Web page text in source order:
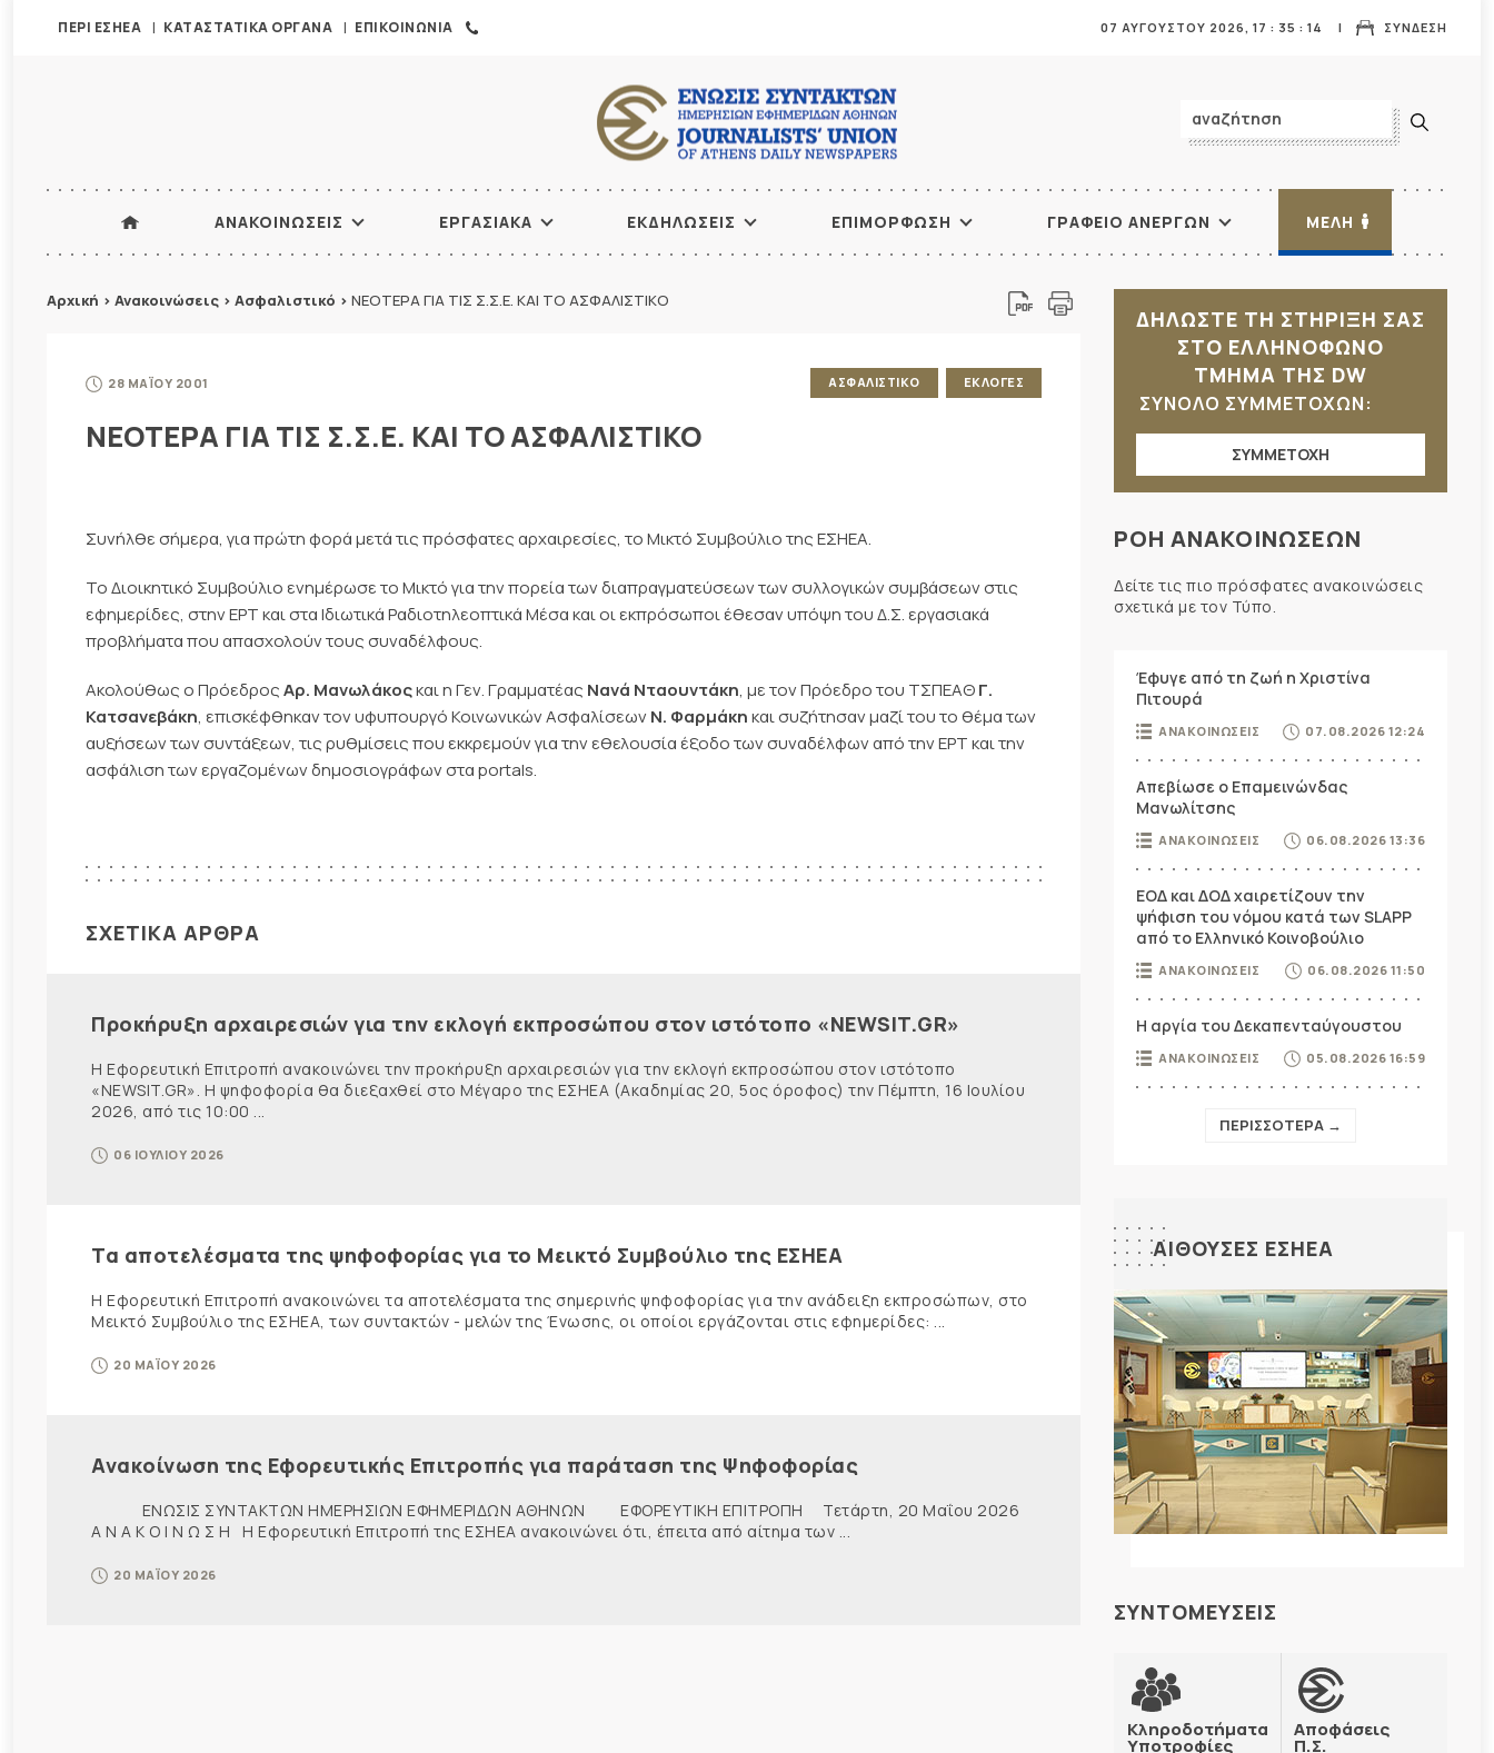
ΠΕΡΙ ΕΣΗΕΑ ΚΑΤΑΣΤΑΤΙΚΑ ΟΡΓΑΝΑ ΕΠΙΚΟΙΝΩΝΙΑ ΣΥΝΔΕΣΗ
07 ΑΥΓΟΥΣΤΟΥ 2026, 17 : 35 : 16
ΑΝΑΚΟΙΝΩΣΕΙΣ ΕΡΓΑΣΙΑΚΑ ΕΚΔΗΛΩΣΕΙΣ ΕΠΙΜΟΡΦΩΣΗ ΓΡΑΦΕΙΟ ΑΝΕΡΓΩΝ ΜΕΛΗ
Αρχική > Ανακοινώσεις > Ασφαλιστικό > ΝΕΟΤΕΡΑ ΓΙΑ ΤΙΣ Σ.Σ.Ε. ΚΑΙ ΤΟ ΑΣΦΑΛΙΣΤΙΚΟ
28 ΜΑΪΟΥ 2001 ΑΣΦΑΛΙΣΤΙΚΟ ΕΚΛΟΓΕΣ
ΝΕΟΤΕΡΑ ΓΙΑ ΤΙΣ Σ.Σ.Ε. ΚΑΙ ΤΟ ΑΣΦΑΛΙΣΤΙΚΟ
Συνήλθε σήμερα, για πρώτη φορά μετά τις πρόσφατες αρχαιρεσίες, το Μικτό Συμβούλιο της ΕΣΗΕΑ.
Το Διοικητικό Συμβούλιο ενημέρωσε το Μικτό για την πορεία των διαπραγματεύσεων των συλλογικών συμβάσεων στις
εφημερίδες, στην ΕΡΤ και στα Ιδιωτικά Ραδιοτηλεοπτικά Μέσα και οι εκπρόσωποι έθεσαν υπόψη του Δ.Σ. εργασιακά
προβλήματα που απασχολούν τους συναδέλφους.
Ακολούθως ο ΠρόεδροςΑρ. Μανωλάκοςκαι η Γεν. Γραμματέας Νανά Νταουντάκη, με τον Πρόεδρο του ΤΣΠΕΑΘΓ.
Κατσανεβάκη, επισκέφθηκαν τον υφυπουργό Κοινωνικών ΑσφαλίσεωνΝ. Φαρμάκηκαι συζήτησαν μαζί του το θέμα των
αυξήσεων των συντάξεων, τις ρυθμίσεις που εκκρεμούν για την εθελουσία έξοδο των συναδέλφων από την ΕΡΤ και την
ασφάλιση των εργαζομένων δημοσιογράφων στα portals.
ΣΧΕΤΙΚΑ ΑΡΘΡΑ
Προκήρυξη αρχαιρεσιών για την εκλογή εκπροσώπου στον ιστότοπο «NEWSIT.GR»
Η Εφορευτική Επιτροπή ανακοινώνει την προκήρυξη αρχαιρεσιών για την εκλογή εκπροσώπου στον ιστότοπο
«NEWSIT.GR». Η ψηφοφορία θα διεξαχθεί στο Μέγαρο της ΕΣΗΕΑ (Ακαδημίας 20, 5ος όροφος) την Πέμπτη, 16 Ιουλίου
2026, από τις 10:00 ...
06 ΙΟΥΛΙΟΥ 2026
Τα αποτελέσματα της ψηφοφορίας για το Μεικτό Συμβούλιο της ΕΣΗΕΑ
Η Εφορευτική Επιτροπή ανακοινώνει τα αποτελέσματα της σημερινής ψηφοφορίας για την ανάδειξη εκπροσώπων, στο
Μεικτό Συμβούλιο της ΕΣΗΕΑ, των συντακτών - μελών της Ένωσης, οι οποίοι εργάζονται στις εφημερίδες: ...
20 ΜΑΪΟΥ 2026
Ανακοίνωση της Εφορευτικής Επιτροπής για παράταση της Ψηφοφορίας
ΕΝΩΣΙΣ ΣΥΝΤΑΚΤΩΝ ΗΜΕΡΗΣΙΩΝ ΕΦΗΜΕΡΙΔΩΝ ΑΘΗΝΩΝ ΕΦΟΡΕΥΤΙΚΗ ΕΠΙΤΡΟΠΗ Τετάρτη, 20 Μαΐου 2026
Α Ν Α Κ Ο Ι Ν Ω Σ Η Η Εφορευτική Επιτροπή της ΕΣΗΕΑ ανακοινώνει ότι, έπειτα από αίτημα των ...
20 ΜΑΪΟΥ 2026
ΔΗΛΩΣΤΕ ΤΗ ΣΤΗΡΙΞΗ ΣΑΣ
ΣΤΟ ΕΛΛΗΝΟΦΩΝΟ
ΤΜΗΜΑ ΤΗΣ DW
ΣΥΝΟΛΟ ΣΥΜΜΕΤΟΧΩΝ:
ΣΥΜΜΕΤΟΧΗ
ΡΟΗ ΑΝΑΚΟΙΝΩΣΕΩΝ
Δείτε τις πιο πρόσφατες ανακοινώσεις
σχετικά με τον Τύπο.
Έφυγε από τη ζωή η Χριστίνα
Πιτουρά
ΑΝΑΚΟΙΝΩΣΕΙΣ 07.08.2026 12:24
Απεβίωσε ο Επαμεινώνδας
Μανωλίτσης
ΑΝΑΚΟΙΝΩΣΕΙΣ 06.08.2026 13:36
ΕΟΔ και ΔΟΔ χαιρετίζουν την
ψήφιση του νόμου κατά των SLAPP
από το Ελληνικό Κοινοβούλιο
ΑΝΑΚΟΙΝΩΣΕΙΣ 06.08.2026 11:50
Η αργία του Δεκαπενταύγουστου
ΑΝΑΚΟΙΝΩΣΕΙΣ 05.08.2026 16:59
ΠΕΡΙΣΣΟΤΕΡΑ →
ΑΙΘΟΥΣΕΣ ΕΣΗΕΑ
ΣΥΝΤΟΜΕΥΣΕΙΣ
Κληροδοτήματα
Υποτροφίες
Αποφάσεις
Π.Σ.